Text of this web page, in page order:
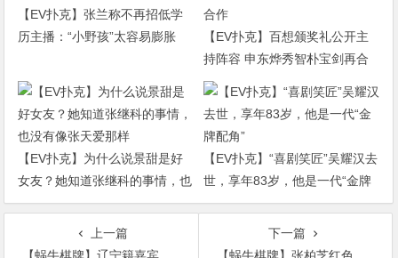
【EV扑克】张兰称不再招低学
历主播：“小野孩”太容易膨胀
【EV扑克】百想颁奖礼公开主
持阵容 申东烨秀智朴宝剑再合
作
【EV扑克】为什么说景甜是好
女友？她知道张继科的事情，也
没有像张天爱那样
【EV扑克】“喜剧笑匠”吴耀汉去
世，享年83岁，他是一代“金牌
配角”
上一篇
下一篇